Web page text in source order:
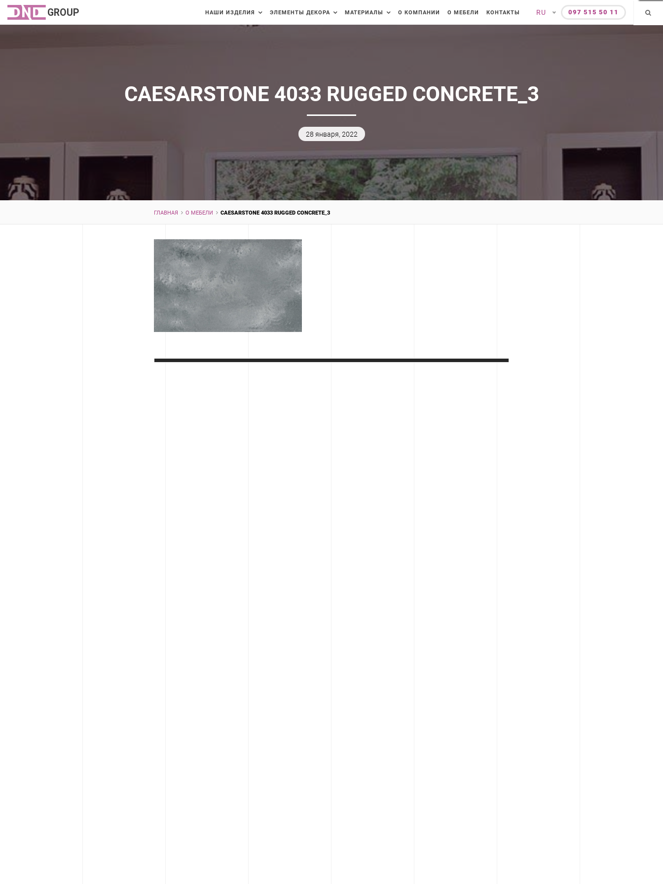
НАШИ ИЗДЕЛИЯ ЭЛЕМЕНТЫ ДЕКОРА МАТЕРИАЛЫ О КОМПАНИИ О МЕБЕЛИ КОНТАКТЫ RU 097 515 50 11
CAESARSTONE 4033 RUGGED CONCRETE_3
28 января, 2022
ГЛАВНАЯ О МЕБЕЛИ CAESARSTONE 4033 RUGGED CONCRETE_3